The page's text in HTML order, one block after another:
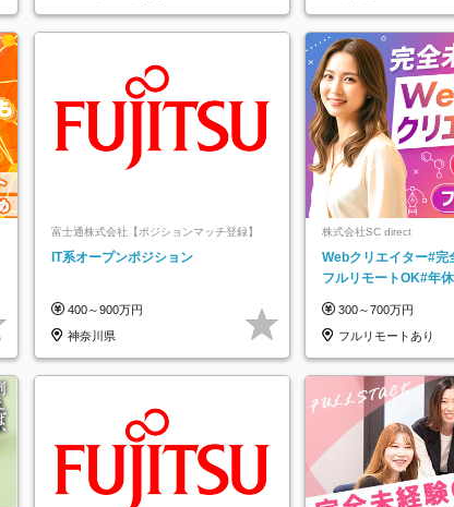
富士通株式会社【ポジションマッチ登録】
IT系オープンポジション
400～900万円
神奈川県
株式会社SC direct
Webクリエイター#完
フルリモートOK#年
300～700万円
フルリモートあり